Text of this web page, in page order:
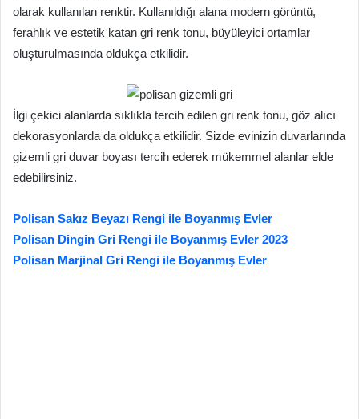
olarak kullanılan renktir. Kullanıldığı alana modern görüntü,
ferahlık ve estetik katan gri renk tonu, büyüleyici ortamlar
oluşturulmasında oldukça etkilidir.
İlgi çekici alanlarda sıklıkla tercih edilen gri renk tonu, göz alıcı
dekorasyonlarda da oldukça etkilidir. Sizde evinizin duvarlarında
gizemli gri duvar boyası tercih ederek mükemmel alanlar elde
edebilirsiniz.
Polisan Sakız Beyazı Rengi ile Boyanmış Evler
Polisan Dingin Gri Rengi ile Boyanmış Evler 2023
Polisan Marjinal Gri Rengi ile Boyanmış Evler